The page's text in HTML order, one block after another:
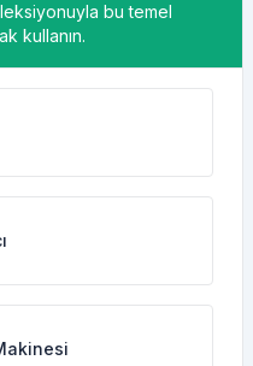
bu temel
kullanın.